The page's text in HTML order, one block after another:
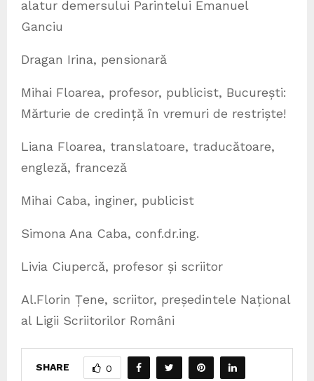
alatur demersului Parintelui Emanuel
Ganciu
Dragan Irina, pensionară
Mihai Floarea, profesor, publicist, București:
Mărturie de credință în vremuri de restriște!
Liana Floarea, translatoare, traducătoare,
engleză, franceză
Mihai Caba, inginer, publicist
Simona Ana Caba, conf.dr.ing.
Livia Ciupercă, profesor și scriitor
Al.Florin Țene, scriitor, președintele Național
al Ligii Scriitorilor Români
SHARE 0